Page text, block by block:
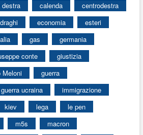
destra calenda
centrodestra
draghi economia
esteri
gas
germania
conte
giustizia
Meloni
guerra
guerra ucraina
immigrazione
kiev lega
le pen
m5s
macron